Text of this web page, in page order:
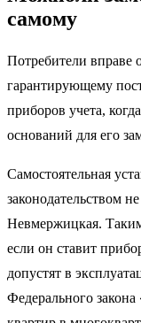
самому
Потребители вправе
гарантирующему
приборов учета,
оснований для его
Самостоятельная
законодательством
Невмержицкая.
если он ставит
допустят в
Федерального